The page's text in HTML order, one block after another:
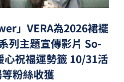
」VERA為2026裙襬
列主題宣傳影片 So-
心祝福運勢籤 10/31活
粉絲收獲